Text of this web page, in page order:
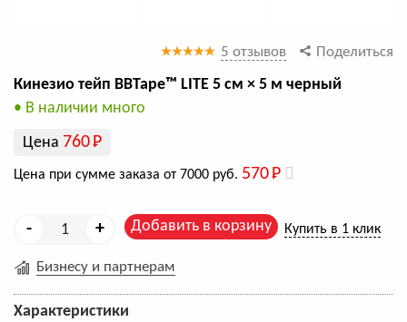
5 отзывов Поделиться
Кинезио тейп BBTape™ LITE 5 см × 5 м черный
• В наличии много
Цена 760Р
Цена при сумме заказа от 7000 руб. 570Р
- + Добавить в корзину Купить в 1 клик
Бизнесу и партнерам
Характеристики